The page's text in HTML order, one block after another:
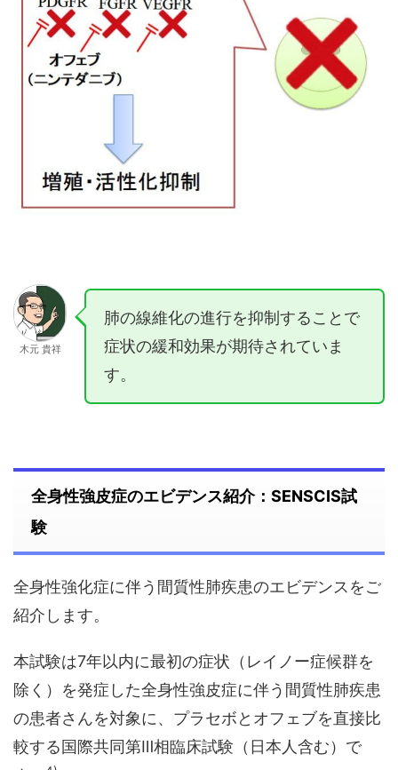
木元 貴祥
肺の線維化の進行を抑制することで
症状の緩和効果が期待されていま
す。
全身性強皮症のエビデンス紹介：SENSCIS試
験
全身性強化症に伴う間質性肺疾患のエビデンスをご
紹介します。
本試験は7年以内に最初の症状（レイノー症候群を
除く）を発症した全身性強皮症に伴う間質性肺疾患
の患者さんを対象に、プラセボとオフェブを直接比
較する国際共同第Ⅲ相臨床試験（日本人含む）で